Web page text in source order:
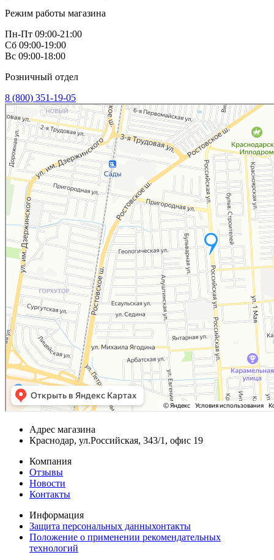
Режим работы магазина
Пн-Пт 09:00-21:00
Сб 09:00-19:00
Вс 09:00-18:00
Розничный отдел
8 (800) 351-19-05
Адрес магазина
Краснодар, ул.Российская, 343/1, офис 19
Компания
Отзывы
Новости
Контакты
Информация
Защита персональных данныхонтакты
Положение о применении рекомендательных
технологий